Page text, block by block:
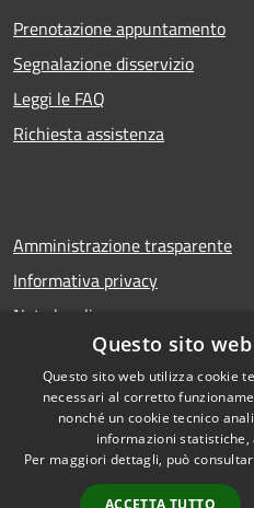
Prenotazione appuntamento
Segnalazione disservizio
Leggi le FAQ
Richiesta assistenza
Amministrazione trasparente
Informativa privacy
Note legali
Dichiarazione di accessibilità
RSS
Accessibilità
Questo sito
Questo sito web utilizza cookie
necessari al corretto
nonché un cookie tecnico
informazioni
Per maggiori dettagli, può
ACCETTA TUTTO